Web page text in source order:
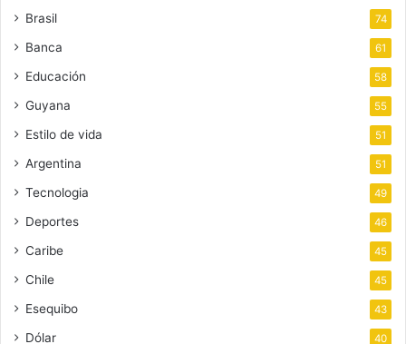
Brasil 74
Banca 61
Educación 58
Guyana 55
Estilo de vida 51
Argentina 51
Tecnologia 49
Deportes 46
Caribe 45
Chile 45
Esequibo 43
Dólar 40